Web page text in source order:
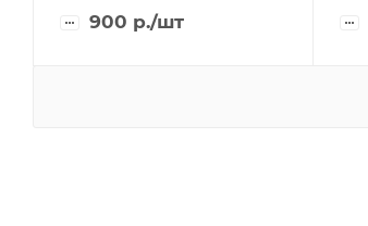
900 р./шт